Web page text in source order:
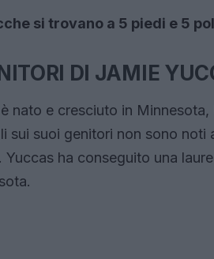
si trovano a 5 piedi e 5
DI JAMIE
nato e cresciuto in
sui suoi genitori non sono noti
Yuccas ha conseguito una